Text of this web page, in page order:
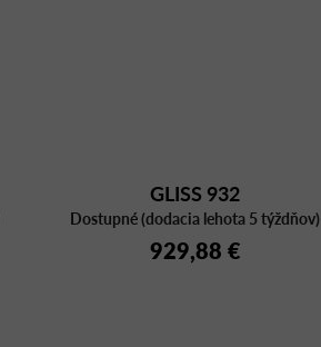
GLISS 932
Dostupné (dodacia lehota 5 týždňov)
929,88 €